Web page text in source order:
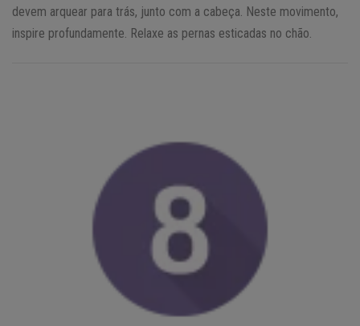
devem arquear para trás, junto com a cabeça. Neste movimento,
inspire profundamente. Relaxe as pernas esticadas no chão.